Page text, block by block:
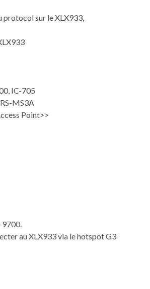
protocol sur le XLX933,
IC-705
MS3A
Point>>
9700.
au XLX933 via le hotspot G3